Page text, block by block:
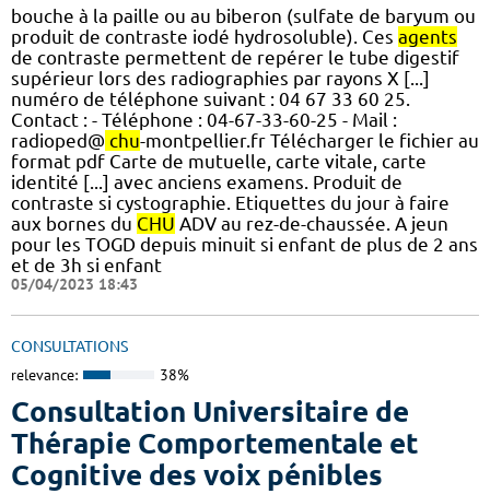
bouche à la paille ou au biberon (sulfate de baryum ou
produit de contraste iodé hydrosoluble). Ces agents
de contraste permettent de repérer le tube digestif
supérieur lors des radiographies par rayons X [...]
numéro de téléphone suivant : 04 67 33 60 25.
Contact : - Téléphone : 04-67-33-60-25 - Mail :
radioped@ chu-montpellier.fr Télécharger le fichier au
format pdf Carte de mutuelle, carte vitale, carte
identité [...] avec anciens examens. Produit de
contraste si cystographie. Etiquettes du jour à faire
aux bornes du CHU ADV au rez-de-chaussée. A jeun
pour les TOGD depuis minuit si enfant de plus de 2 ans
et de 3h si enfant
05/04/2023 18:43
CONSULTATIONS
relevance: 38%
Consultation Universitaire de
Thérapie Comportementale et
Cognitive des voix pénibles